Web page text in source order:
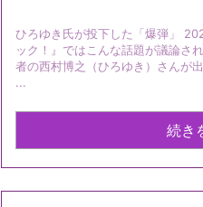
ひろゆき氏が投下した「爆弾」
ック！』ではこんな話題が議論さ
者の西村博之（ひろゆき）さんが
...
続き